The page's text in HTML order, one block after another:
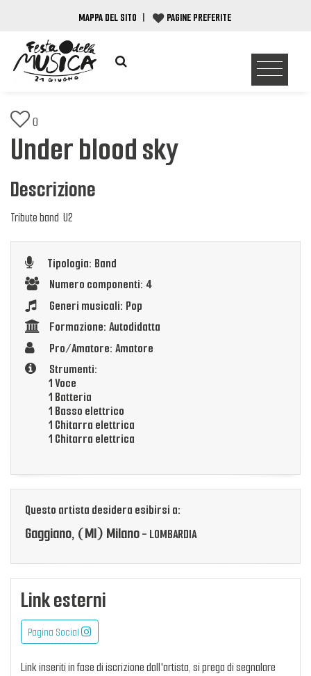
MAPPA DEL SITO | PAGINE PREFERITE
0
Under blood sky
Descrizione
Tribute band U2
Tipologia: Band
Numero componenti: 4
Generi musicali: Pop
Formazione: Autodidatta
Pro/Amatore: Amatore
Strumenti:
1 Voce
1 Batteria
1 Basso elettrico
1 Chitarra elettrica
1 Chitarra elettrica
Questo artista desidera esibirsi a:
Gaggiano, (MI) Milano- LOMBARDIA
Link esterni
Pagina Social
Link inseriti in fase di iscrizione dall'artista, si prega di segnalare